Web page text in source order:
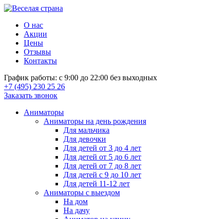
О нас
Акции
Цены
Отзывы
Контакты
График работы: с 9:00 до 22:00 без выходных
+7 (495) 230 25 26
Заказать звонок
Аниматоры
Аниматоры на день рождения
Для мальчика
Для девочки
Для детей от 3 до 4 лет
Для детей от 5 до 6 лет
Для детей от 7 до 8 лет
Для детей с 9 до 10 лет
Для детей 11-12 лет
Аниматоры с выездом
На дом
На дачу